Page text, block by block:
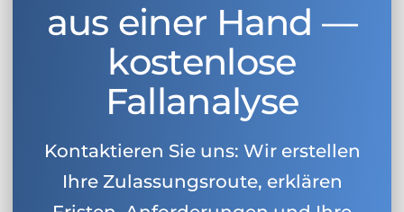
aus einer Hand —
kostenlose
Fallanalyse
Kontaktieren Sie uns: Wir erstellen
Ihre Zulassungsroute, erklären